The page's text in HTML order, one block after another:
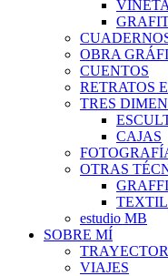
VIÑETA
OBRA
CUENTOS
RETRATOS
TRES
CAJAS
OTRAS
TEXTIL
estudio MB
SOBRE MÍ
VIAJES